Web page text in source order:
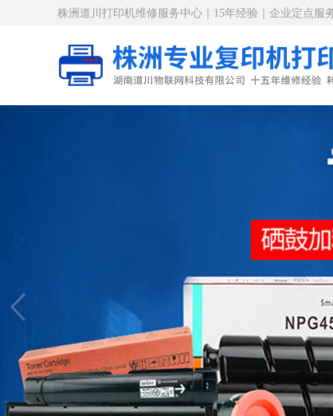
株洲道川打印机维修服务中心｜15年经验｜企业定点服